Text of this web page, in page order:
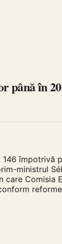
până în
ministrul
Comisia